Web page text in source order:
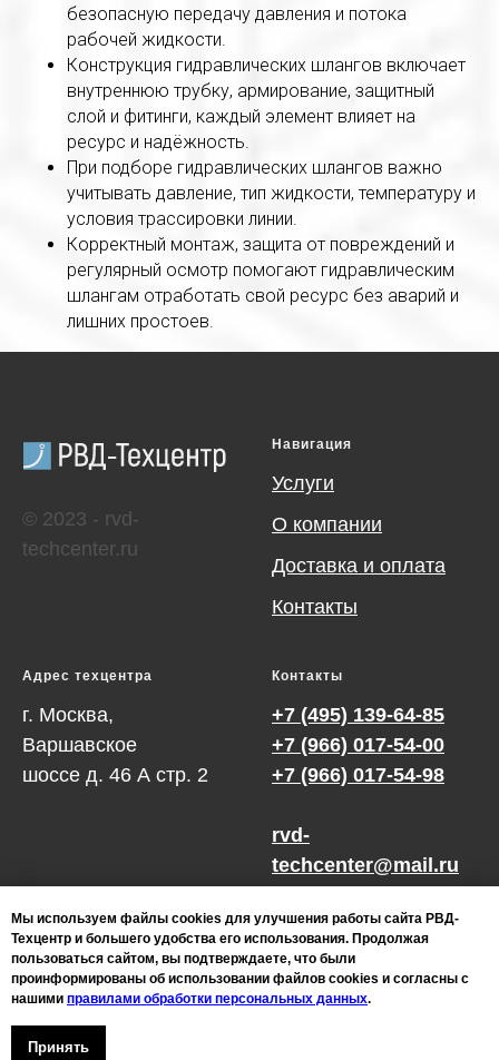
Мы используем файлы cookies для улучшения работы сайта РВД-
Техцентр и большего удобства его использования. Продолжая
пользоваться сайтом, вы подтверждаете, что были
проинформированы об использовании файлов cookies и согласны с
нашими правилами обработки персональных данных.
Принять
безопасную передачу давления и потока
рабочей жидкости.
Конструкция гидравлических шлангов включает
внутреннюю трубку, армирование, защитный
слой и фитинги, каждый элемент влияет на
ресурс и надёжность.
При подборе гидравлических шлангов важно
учитывать давление, тип жидкости, температуру и
условия трассировки линии.
Корректный монтаж, защита от повреждений и
регулярный осмотр помогают гидравлическим
шлангам отработать свой ресурс без аварий и
лишних простоев.
© 2023 - rvd-
techcenter.ru
Навигация
Услуги
О компании
Доставка и оплата
Контакты
Адрес техцентра
г. Москва,
Варшавское
шоссе д. 46 А cтр. 2
Контакты
+7 (495) 139-64-85
+7 (966) 017-54-00
+7 (966) 017-54-98
rvd-
techcenter@mail.ru
Разработка и
Политика
конфиденциальности